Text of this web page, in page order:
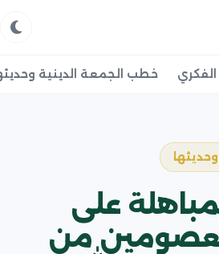
الفكري خطب الجمعة الدينية
على
من